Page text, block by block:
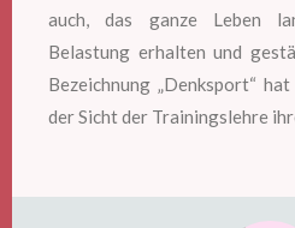
auch, das ganze Leben
Belastung erhalten und
Bezeichnung „Denksport“
der Sicht der Trainingslehre